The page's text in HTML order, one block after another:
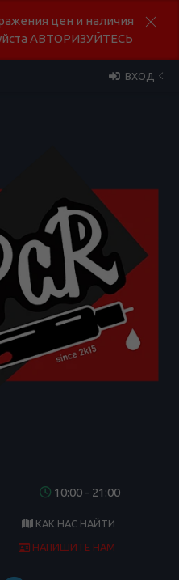
цен и наличия
АВТОРИЗУЙТЕСЬ
ВХОД
10:00 - 21:00
КАК НАС НАЙТИ
НАПИШИТЕ НАМ